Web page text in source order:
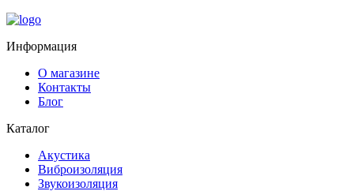
Информация
О магазине
Контакты
Блог
Каталог
Акустика
Виброизоляция
Звукоизоляция